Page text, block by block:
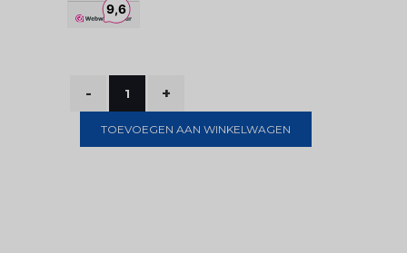
TOEVOEGEN AAN WINKELWAGEN